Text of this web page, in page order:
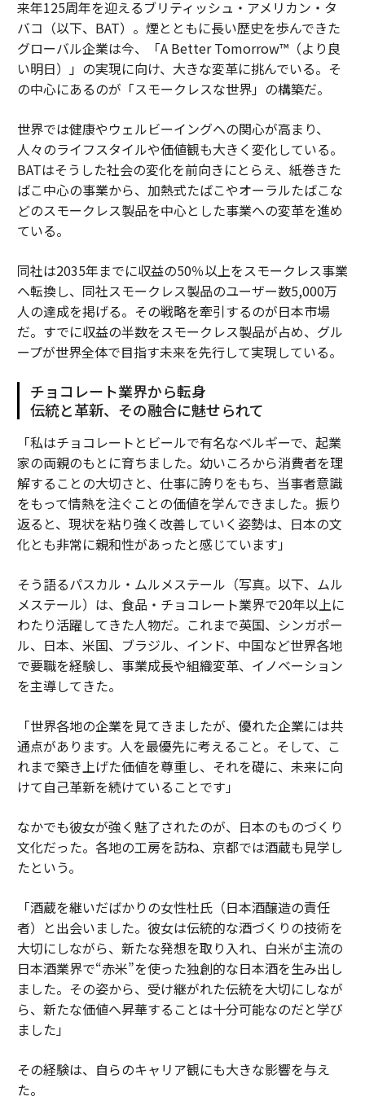
来年125周年を迎えるブリティッシュ・アメリカン・タ
バコ（以下、BAT）。煙とともに長い歴史を歩んできた
グローバル企業は今、「A Better Tomorrow™（より良
い明日）」の実現に向け、大きな変革に挑んでいる。そ
の中心にあるのが「スモークレスな世界」の構築だ。
世界では健康やウェルビーイングへの関心が高まり、
人々のライフスタイルや価値観も大きく変化している。
BATはそうした社会の変化を前向きにとらえ、紙巻きた
ばこ中心の事業から、加熱式たばこやオーラルたばこな
どのスモークレス製品を中心とした事業への変革を進め
ている。
同社は2035年までに収益の50％以上をスモークレス事業
へ転換し、同社スモークレス製品のユーザー数5,000万
人の達成を掲げる。その戦略を牽引するのが日本市場
だ。すでに収益の半数をスモークレス製品が占め、グル
ープが世界全体で目指す未来を先行して実現している。
チョコレート業界から転身
伝統と革新、その融合に魅せられて
「私はチョコレートとビールで有名なベルギーで、起業
家の両親のもとに育ちました。幼いころから消費者を理
解することの大切さと、仕事に誇りをもち、当事者意識
をもって情熱を注ぐことの価値を学んできました。振り
返ると、現状を粘り強く改善していく姿勢は、日本の文
化とも非常に親和性があったと感じています」
そう語るパスカル・ムルメステール（写真。以下、ムル
メステール）は、食品・チョコレート業界で20年以上に
わたり活躍してきた人物だ。これまで英国、シンガポー
ル、日本、米国、ブラジル、インド、中国など世界各地
で要職を経験し、事業成長や組織変革、イノベーション
を主導してきた。
「世界各地の企業を見てきましたが、優れた企業には共
通点があります。人を最優先に考えること。そして、こ
れまで築き上げた価値を尊重し、それを礎に、未来に向
けて自己革新を続けていることです」
なかでも彼女が強く魅了されたのが、日本のものづくり
文化だった。各地の工房を訪ね、京都では酒蔵も見学し
たという。
「酒蔵を継いだばかりの女性杜氏（日本酒醸造の責任
者）と出会いました。彼女は伝統的な酒づくりの技術を
大切にしながら、新たな発想を取り入れ、白米が主流の
日本酒業界で“赤米”を使った独創的な日本酒を生み出し
ました。その姿から、受け継がれた伝統を大切にしなが
ら、新たな価値へ昇華することは十分可能なのだと学び
ました」
その経験は、自らのキャリア観にも大きな影響を与え
た。